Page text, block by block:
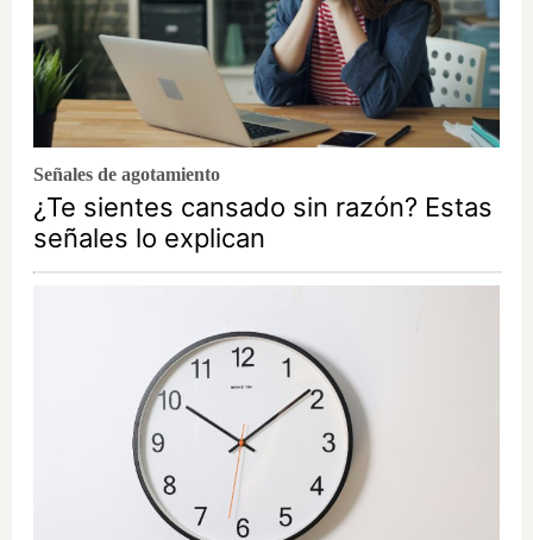
Señales de agotamiento
¿Te sientes cansado sin razón? Estas
señales lo explican